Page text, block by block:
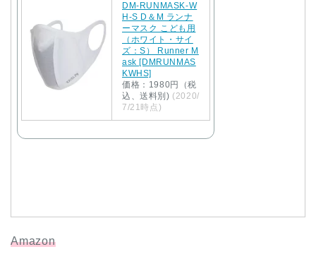
DM-RUNMASK-W
H-S D＆M ランナ
ーマスク こども用
（ホワイト・サイ
ズ：S） Runner M
ask [DMRUNMAS
KWHS]
価格：1980円（税
込、送料別) (2020/
7/21時点)
Amazon